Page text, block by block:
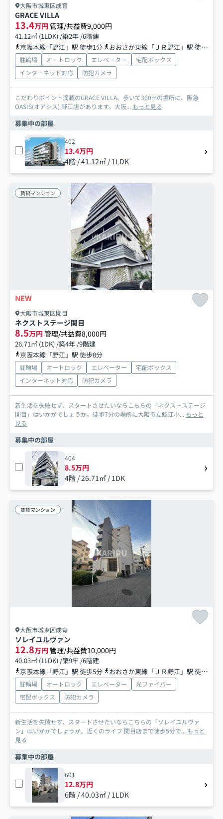
大阪市城東区成育
GRACE VILLA
13.4万円 管理/共益費9,000円
41.12㎡ (1LDK) /築2年 /6階建
京阪本線「野江」駅 徒歩1分
おおさか東線「ＪＲ野江」駅 徒歩4分
駐輪場 オートロック エレベーター
宅配ボックス
インターネット対応
防犯カメラ
こだわりポイント満載のGRACE VILLA。歩いて360mの場所に、阪急
OASIS(オアシス) 野江店があります。大阪... もっと見る
募集中の部屋
402
13.4万円
4階 / 41.12㎡ / 1LDK
賃貸マンション
NEW
大阪市城東区関目
ネクストステージ関目
8.5万円 管理/共益費8,000円
26.71㎡ (1DK) /築4年 /9階建
京阪本線「野江」駅 徒歩8分
駐輪場 オートロック エレベーター
宅配ボックス
インターネット対応
防犯カメラ
新生活を失敗せず、スタートさせたいならこちらの「ネクストステージ
関目」はいかがでしょうか。徒歩7分の場所に大阪市立鯰江小... もっと
見る
募集中の部屋
404
8.5万円
4階 / 26.71㎡ / 1DK
賃貸マンション
大阪市城東区成育
ソレイユルヴァン
12.8万円 管理/共益費10,000円
40.03㎡ (1LDK) /築9年 /6階建
京阪本線「野江」駅 徒歩5分
おおさか東線「ＪＲ野江」駅 徒歩7分
駐輪場 オートロック エレベーター
光ファイバー
宅配ボックス
防犯カメラ
新生活を失敗せず、スタートさせたいならこちらの「ソレイユルヴァ
ン」はいかがでしょうか。近くのライフ 関目店まで徒歩5分で... もっと
見る
募集中の部屋
601
12.8万円
6階 / 40.03㎡ / 1LDK